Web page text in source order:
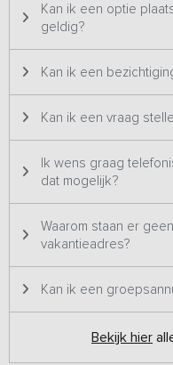
Kan ik een optie
geldig?
Kan ik een
Kan ik een vraag
Ik wens graag
dat mogelijk?
Waarom staan er
vakantieadres?
Kan ik een
Bekijk hier